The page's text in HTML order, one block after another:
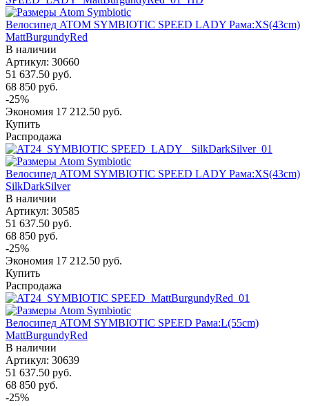
Велосипед ATOM SYMBIOTIC SPEED LADY Рама:XS(43cm)
MattBurgundyRed
В наличии
Артикул: 30660
51 637.50 руб.
68 850 руб.
-25%
Экономия 17 212.50 руб.
Купить
Распродажа
Велосипед ATOM SYMBIOTIC SPEED LADY Рама:XS(43cm)
SilkDarkSilver
В наличии
Артикул: 30585
51 637.50 руб.
68 850 руб.
-25%
Экономия 17 212.50 руб.
Купить
Распродажа
Велосипед ATOM SYMBIOTIC SPEED Рама:L(55cm)
MattBurgundyRed
В наличии
Артикул: 30639
51 637.50 руб.
68 850 руб.
-25%